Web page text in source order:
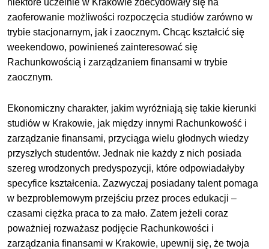
niektóre uczelnie w Krakowie zdecydowały się na
zaoferowanie możliwości rozpoczęcia studiów zarówno w
trybie stacjonarnym, jak i zaocznym. Chcąc kształcić się
weekendowo, powinieneś zainteresować się
Rachunkowością i zarządzaniem finansami w trybie
zaocznym.
Ekonomiczny charakter, jakim wyróżniają się takie kierunki
studiów w Krakowie, jak między innymi Rachunkowość i
zarządzanie finansami, przyciąga wielu głodnych wiedzy
przyszłych studentów. Jednak nie każdy z nich posiada
szereg wrodzonych predyspozycji, które odpowiadałyby
specyfice kształcenia. Zazwyczaj posiadany talent pomaga
w bezproblemowym przejściu przez proces edukacji –
czasami ciężka praca to za mało. Zatem jeżeli coraz
poważniej rozważasz podjęcie Rachunkowości i
zarządzania finansami w Krakowie, upewnij się, że twoja